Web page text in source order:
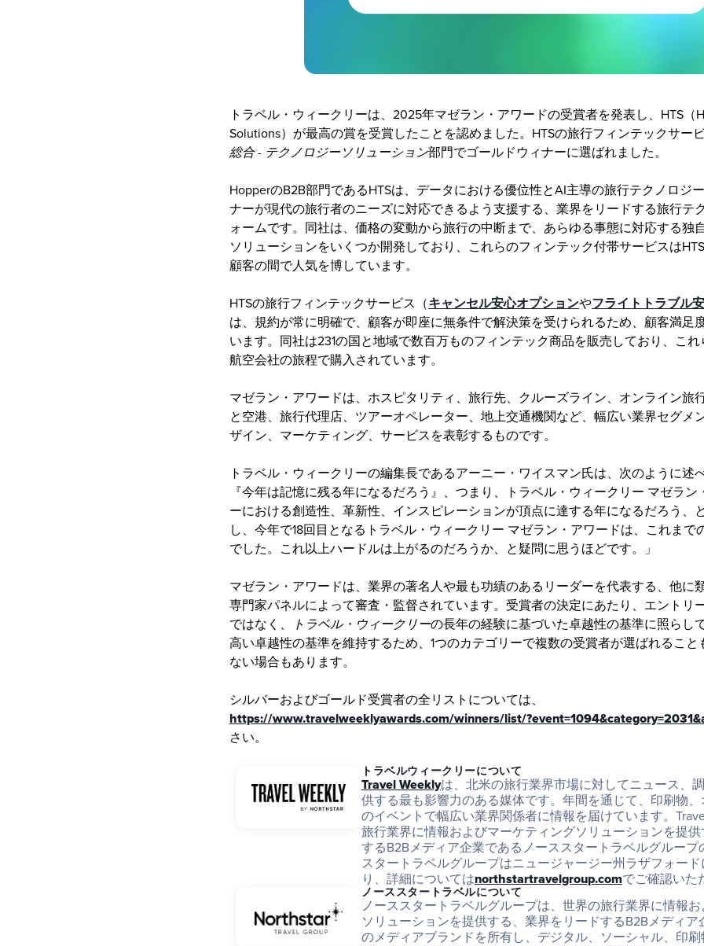
トラベル・ウィークリーは、2025年マゼラン・アワードの受賞者を発表し、HTS（
Solutions）が最高の賞を受賞したことを認めました。HTSの旅行フィンテックサー
総合 - テクノロジーソリューション部門でゴールドウィナーに選ばれました。
HopperのB2B部門であるHTSは、データにおける優位性とAI主導の旅行テクノロジ
ナーが現代の旅行者のニーズに対応できるよう支援する、業界をリードする旅行テ
ォームです。同社は、価格の変動から旅行の中断まで、あらゆる事態に対応する独
ソリューションをいくつか開発しており、これらのフィンテック付帯サービスは
顧客の間で人気を博しています。
HTSの旅行フィンテックサービス（キャンセル安心オプションやフライトトラブル
は、規約が常に明確で、顧客が即座に無条件で解決策を受けられるため、顧客満足
います。同社は231の国と地域で数百万ものフィンテック商品を販売しており、こ
航空会社の旅程で購入されています。
マゼラン・アワードは、ホスピタリティ、旅行先、クルーズライン、オンライン旅
と空港、旅行代理店、ツアーオペレーター、地上交通機関など、幅広い業界セグメ
ザイン、マーケティング、サービスを表彰するものです。
トラベル・ウィークリーの編集長であるアーニー・ワイスマン氏は、次のように述
『今年は記憶に残る年になるだろう』、つまり、トラベル・ウィークリー マゼラン
ーにおける創造性、革新性、インスピレーションが頂点に達する年になるだろう、
し、今年で18回目となるトラベル・ウィークリー マゼラン・アワードは、これまで
でした。これ以上ハードルは上がるのだろうか、と疑問に思うほどです。」
マゼラン・アワードは、業界の著名人や最も功績のあるリーダーを代表する、他に
専門家パネルによって審査・監督されています。受賞者の決定にあたり、エントリ
ではなく、
トラベル・ウィークリーの長年の経験に基づいた卓越性の基準に照らし
高い卓越性の基準を維持するため、1つのカテゴリーで複数の受賞者が選ばれるこ
ない場合もあります。
シルバーおよびゴールド受賞者の全リストについては、
https://www.travelweeklyawards.com/winners/list/
さい。
トラベルウィークリーについて
Travel Weeklyは、北米の旅行業界市場に対してニュース、
供する最も影響力のある媒体です。年間を通じて、印刷物
のイベントで幅広い業界関係者に情報を届けています。
旅行業界に情報およびマーケティングソリューションを提
するB2Bメディア企業であるノーススタートラベルグループ
スタートラベルグループはニュージャージー州ラザフォー
り、詳細についてはnorthstartravelgroup.comでご確認いた
ノーススタートラベルについて
ノーススタートラベルグループは、世界の旅行業界に情報
ソリューションを提供する、業界をリードするB2Bメディア
のメディアブランドを所有し、デジタル、ソーシャル、印刷